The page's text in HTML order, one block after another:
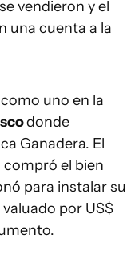
vendieron y el
una cuenta a la
uno en la
donde
Ganadera. El
el bien
para instalar su
por US$